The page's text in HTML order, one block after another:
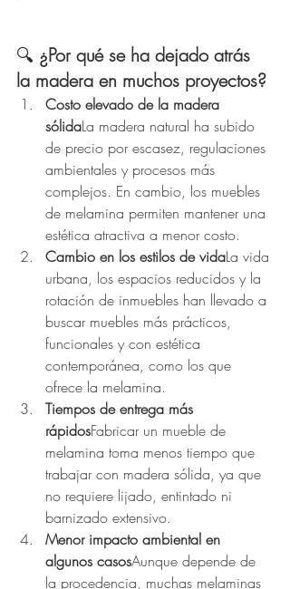
🔍 ¿Por qué se ha dejado atrás
la madera en muchos proyectos?
Costo elevado de la madera
sólidaLa madera natural ha subido
de precio por escasez, regulaciones
ambientales y procesos más
complejos. En cambio, los muebles
de melamina permiten mantener una
estética atractiva a menor costo.
Cambio en los estilos de vidaLa vida
urbana, los espacios reducidos y la
rotación de inmuebles han llevado a
buscar muebles más prácticos,
funcionales y con estética
contemporánea, como los que
ofrece la melamina.
Tiempos de entrega más
rápidosFabricar un mueble de
melamina toma menos tiempo que
trabajar con madera sólida, ya que
no requiere lijado, entintado ni
barnizado extensivo.
Menor impacto ambiental en
algunos casosAunque depende de
la procedencia, muchas melaminas